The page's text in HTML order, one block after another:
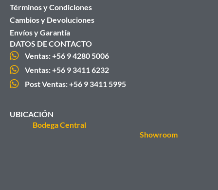
Términos y Condiciones
Cambios y Devoluciones
Envíos y Garantía
DATOS DE CONTACTO
Ventas: +56 9 4280 5006
Ventas: +56 9 3411 6232
Post Ventas: +56 9 3411 5995
UBICACIÓN
Bodega Central
Showroom